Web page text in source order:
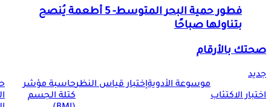
فطور حمية البحر المتوسط- 5 أطعمة يُنصح
بتناولها صباحًا
صحتك بالأرقام
جديد
اختبار الاكتئاب
موسوعة الأدويةإختبار قياس النظرحاسبة مؤشر
كتلة الجسم